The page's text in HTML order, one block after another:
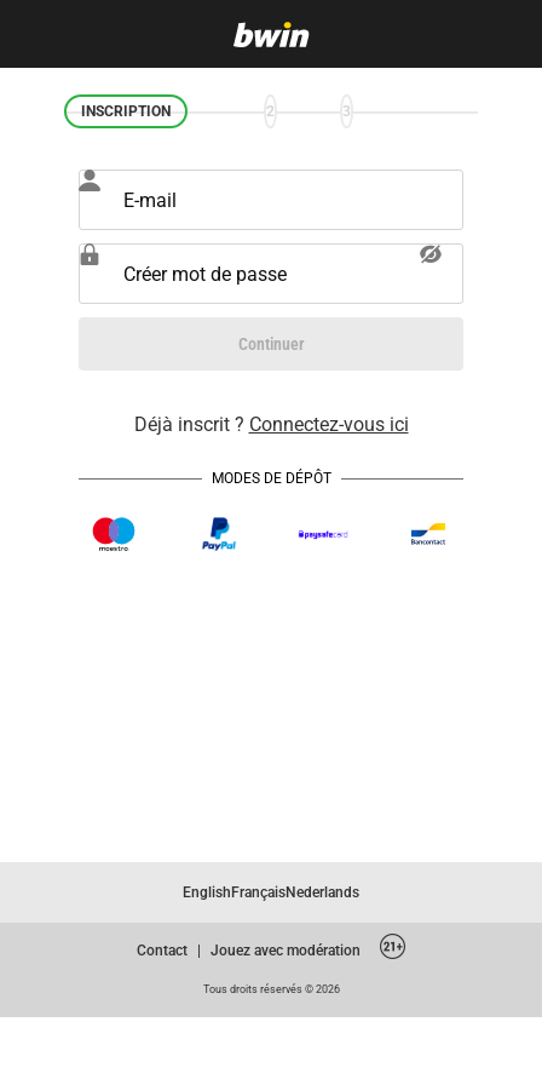
INSCRIPTION 2 3
E-mail
Créer mot de passe
Continuer
Déjà inscrit ? Connectez-vous ici
MODES DE DÉPÔT
English FrançaisNederlands
Contact Jouez avec modération
Tous droits réservés © 2026